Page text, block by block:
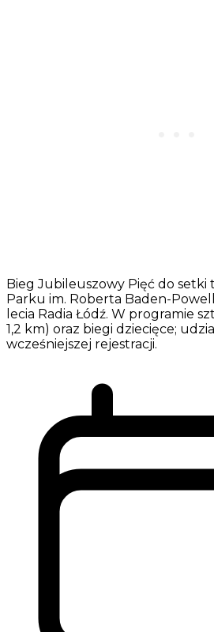
Bieg Jubileuszowy Pięć do setki
Parku im. Roberta Baden-
lecia Radia Łódź. W programie
1,2 km) oraz biegi dziecięce;
wcześniejszej rejestracji.